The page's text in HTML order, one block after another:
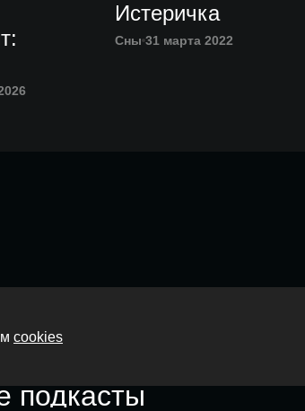
Истеричка
Сны 31 марта 2022
подкасты
cookies